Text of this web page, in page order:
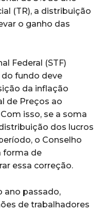
(TR), a distribuição
o ganho das
Federal (STF)
fundo deve
da inflação
de Preços ao
isso, se a soma
dos lucros
o Conselho
forma de
essa correção.
ano passado,
de trabalhadores